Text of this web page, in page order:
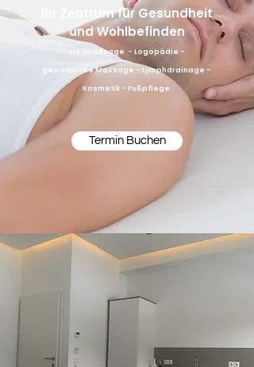
Ihr Zentrum für Gesundheit
und Wohlbefinden
Heilmassage - Logopädie -
gewerblicheMassage - Lymphdrainage -
Kosmetik - Fußpflege
Termin Buchen